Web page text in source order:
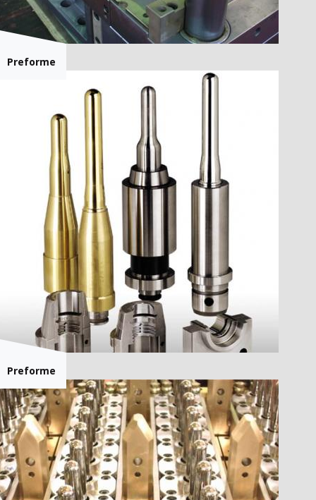
Preforme
Preforme